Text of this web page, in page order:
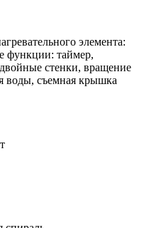
элемента:
функции: таймер,
стенки, вращение
воды, съемная крышка